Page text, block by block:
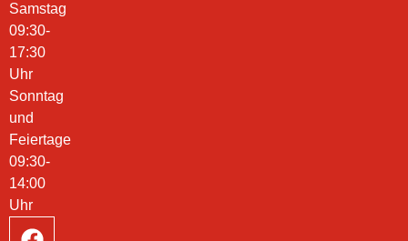
Samstag
09:30-
17:30
Uhr
Sonntag
und
Feiertage
09:30-
14:00
Uhr